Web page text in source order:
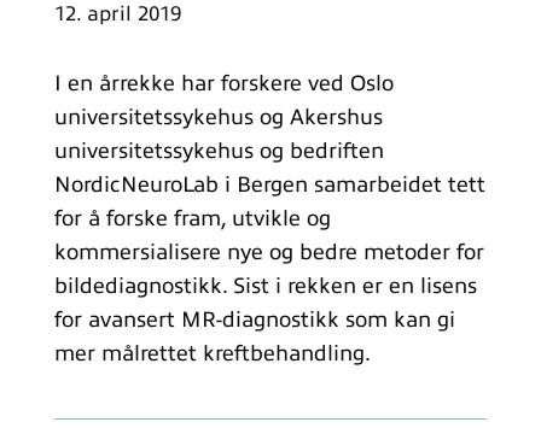
12. april 2019
I en årrekke har forskere ved Oslo
universitetssykehus og Akershus
universitetssykehus og bedriften
NordicNeuroLab i Bergen samarbeidet tett
for å forske fram, utvikle og
kommersialisere nye og bedre metoder for
bildediagnostikk. Sist i rekken er en lisens
for avansert MR-diagnostikk som kan gi
mer målrettet kreftbehandling.